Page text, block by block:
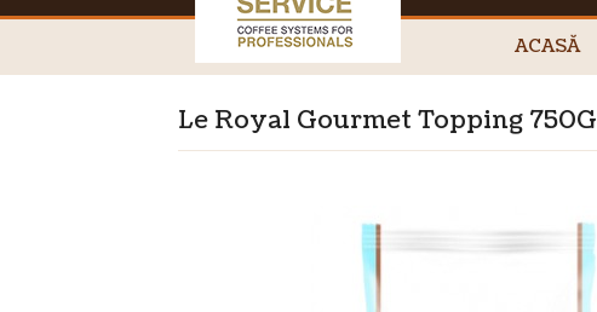
ACASĂ
Le Royal Gourmet Topping 750G